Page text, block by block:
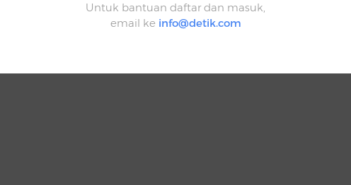
Untuk bantuan daftar dan masuk,
email ke info@detik.com